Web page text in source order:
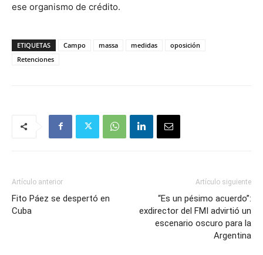
ese organismo de crédito.
ETIQUETAS Campo massa medidas
oposición
Retenciones
Artículo anterior
Fito Páez se despertó en
Cuba
Artículo siguiente
“Es un pésimo acuerdo”:
exdirector del FMI advirtió un
escenario oscuro para la
Argentina